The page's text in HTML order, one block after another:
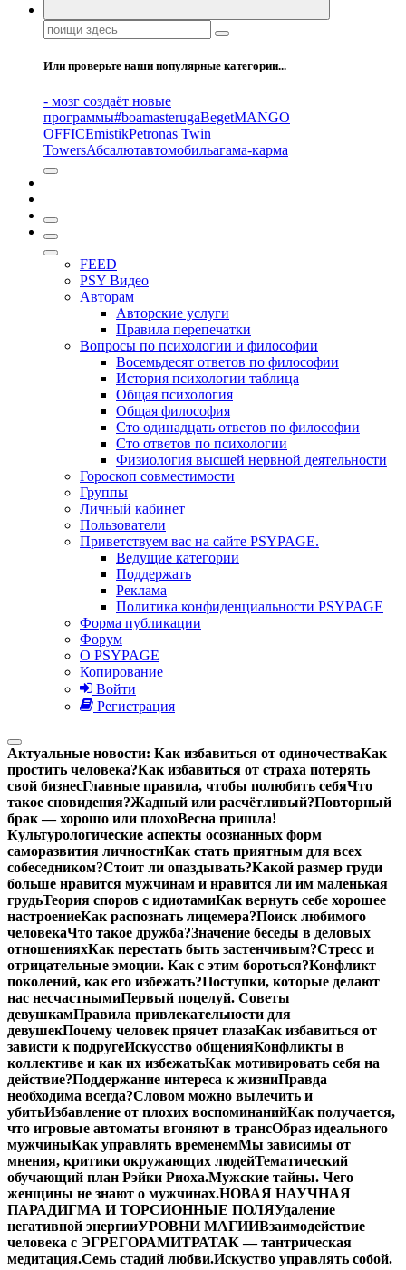
Поиск:
Или проверьте наши популярные категории...
- мозг создаёт новые
программы#boamasterugaBegetMANGO
OFFICEmistikPetronas Twin
TowersАбсалютавтомобильагама-карма
FEED
PSY Видео
Авторам
Авторские услуги
Правила перепечатки
Вопросы по психологии и философии
Восемьдесят ответов по философии
История психологии таблица
Общая психология
Общая философия
Сто одинадцать ответов по философии
Сто ответов по психологии
Физиология высшей нервной деятельности
Гороскоп совместимости
Группы
Личный кабинет
Пользователи
Приветствуем вас на сайте PSYPAGE.
Ведущие категории
Поддержать
Реклама
Политика конфиденциальности PSYPAGE
Форма публикации
Форум
О PSYPAGE
Копирование
Войти
Регистрация
Актуальные новости: Как избавиться от одиночестваКак
простить человека?Как избавиться от страха потерять
свой бизнесГлавные правила, чтобы полюбить себяЧто
такое сновидения?Жадный или расчётливый?Повторный
брак — хорошо или плохоВесна пришла!
Культурологические аспекты осознанных форм
саморазвития личностиКак стать приятным для всех
собеседником?Стоит ли опаздывать?Какой размер груди
больше нравится мужчинам и нравится ли им маленькая
грудьТеория споров с идиотамиКак вернуть себе хорошее
настроениеКак распознать лицемера?Поиск любимого
человекаЧто такое дружба?Значение беседы в деловых
отношенияхКак перестать быть застенчивым?Стресс и
отрицательные эмоции. Как с этим бороться?Конфликт
поколений, как его избежать?Поступки, которые делают
нас несчастнымиПервый поцелуй. Советы
девушкамПравила привлекательности для
девушекПочему человек прячет глазаКак избавиться от
зависти к подругеИскусство общенияКонфликты в
коллективе и как их избежатьКак мотивировать себя на
действие?Поддержание интереса к жизниПравда
необходима всегда?Словом можно вылечить и
убитьИзбавление от плохих воспоминанийКак получается,
что игровые автоматы вгоняют в трансОбраз идеального
мужчиныКак управлять временемМы зависимы от
мнения, критики окружающих людейТематический
обучающий план Рэйки Риоха.Мужские тайны. Чего
женщины не знают о мужчинах.НОВАЯ НАУЧНАЯ
ПАРАДИГМА И ТОРСИОННЫЕ ПОЛЯУдаление
негативной энергииУРОВНИ МАГИИВзаимодействие
человека с ЭГРЕГОРАМИТРАТАК — тантрическая
медитация.Семь стадий любви.Искуство управлять собой.